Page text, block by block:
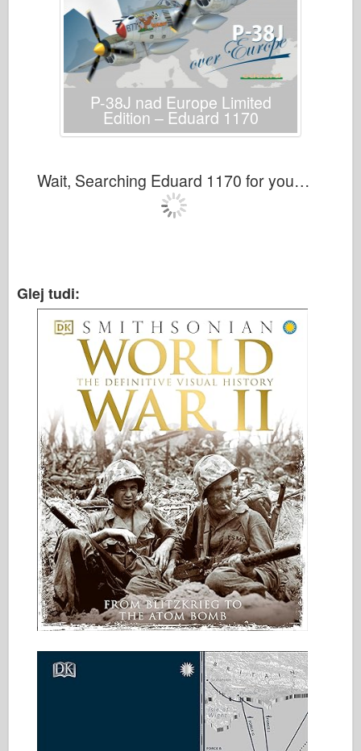
Kompleti
P-38J nad Europe Limited
Edition – Eduard 1170
Wait, Searching Eduard 1170 for you…
Glej tudi: